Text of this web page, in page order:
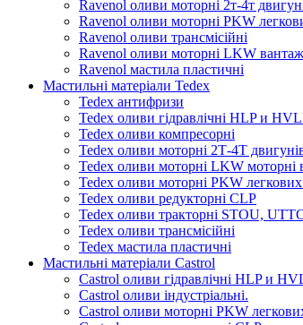
Ravenol оливи моторні 2т-4т
Ravenol оливи моторні PKW
Ravenol оливи трансмісійні
Ravenol оливи моторні LKW
Ravenol мастила пластичні
Мастильні матеріали Tedex
Tedex антифризи
Tedex оливи гідравлічні HLP и
Tedex оливи компресорні
Tedex оливи моторні 2Т-4Т
Tedex оливи моторні LKW моторні
Tedex оливи моторні PKW легкових
Tedex оливи редукторні CLP
Tedex оливи тракторні STOU,
Tedex оливи трансмісійні
Tedex мастила пластичні
Мастильні матеріали Castrol
Castrol оливи гідравлічні HLP и
Castrol оливи індустріальні.
Castrol оливи моторні PKW